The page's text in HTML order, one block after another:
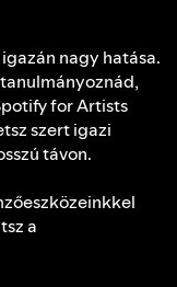
nagy hatása.
for Artists
szert igazi
távon.
a